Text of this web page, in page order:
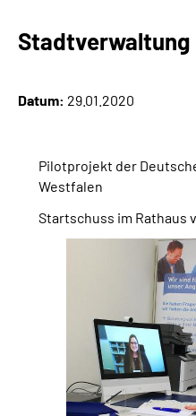
Online-Services
Suche
Mein
Stadtverwaltung
Datum: 29.01.2020
Pilotprojekt der
Westfalen
Startschuss im Rathaus